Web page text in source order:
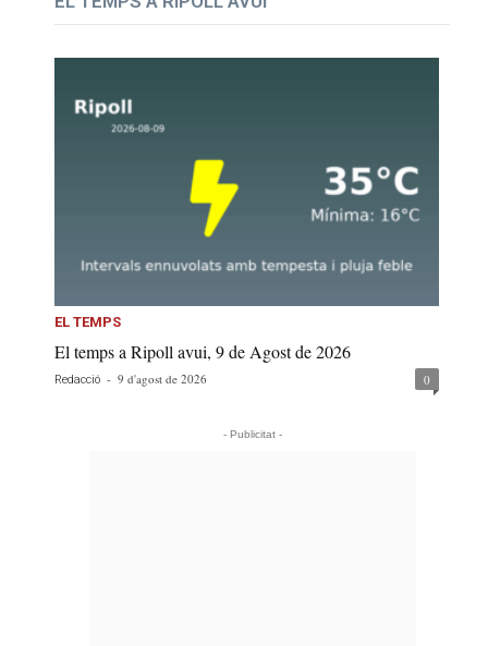
EL TEMPS
El temps a Ripoll avui, 9 de Agost de 2026
Redacció - 9 d'agost de 2026 0
- Publicitat -